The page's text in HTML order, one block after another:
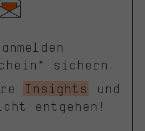
sichern.
Insights
und
entgehen!